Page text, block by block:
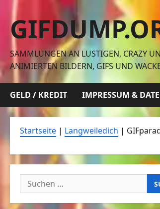
Zum
Inhalt
springen
SAMMLUNGEN AN LUSTIGEN, CRAZY
ANIMIERTEN BILDERN, GIFS UND
GELD / KREDIT IMPRESSUM &
Startseite | Langweiledich |
Suchen
nach: